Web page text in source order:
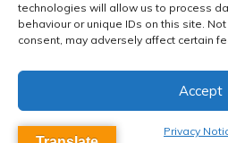
technologies will allow us to process
behaviour or unique IDs on this site.
consent, may adversely affect certain
Accept
Privacy
Privacy Notice
Contact
Cookie Policy (EU)
Cookie